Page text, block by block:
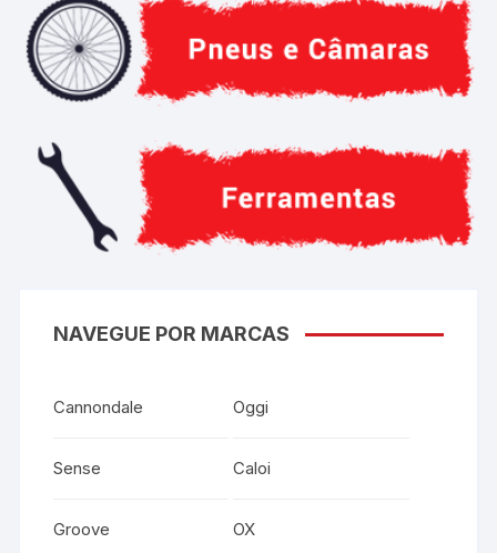
NAVEGUE POR MARCAS
Cannondale Oggi
Sense Caloi
Groove OX